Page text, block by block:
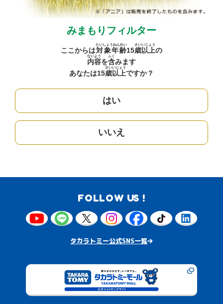
みまもりフィルター
ここからは対象年齢
たいしょうねんれい
15歳
さい
以上
いじょう
の
内容
ないよう
を含
ふく
みます
あなたは15歳
さい
以上
いじょう
ですか？
はい
いいえ
FOLLOW US !
タカラトミー公式SNS一覧